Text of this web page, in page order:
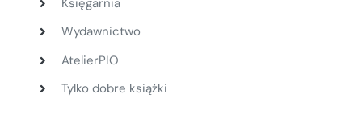
Wydawnictwo
AtelierPIO
Tylko dobre książki